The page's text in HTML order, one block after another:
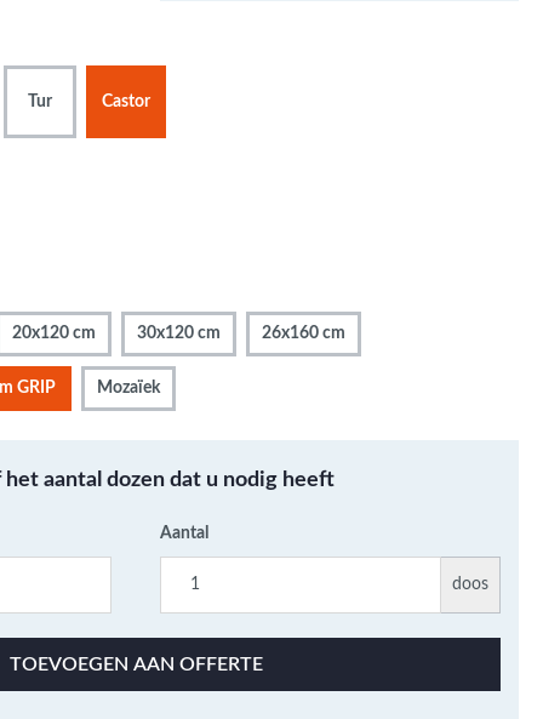
Tur Castor
20x120 cm 30x120 cm 26x160 cm
GRIP Mozaïek
aantal dozen dat u nodig heeft
Aantal
doos
TOEVOEGEN AAN OFFERTE